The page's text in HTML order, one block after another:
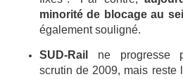
minorité de blocage au
également souligné.
SUD-Rail
ne progresse
scrutin de 2009, mais reste